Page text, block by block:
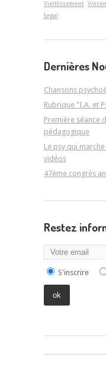
Vieillissement
Segal
Dernières
Chansons
Rubrique "I.A. et
Première séance
pédagogique
Le psy qui
vidéos
47ème congrès
Restez
S'inscrire